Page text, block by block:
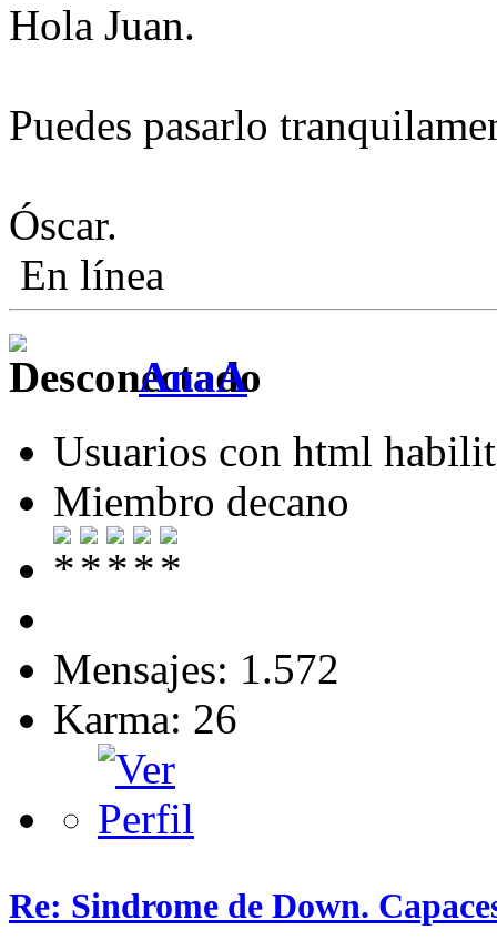
Hola Juan.
Puedes pasarlo
Óscar.
En línea
AnaA
Usuarios con html
Miembro decano
Mensajes: 1.572
Karma: 26
Re: Sindrome de Down.